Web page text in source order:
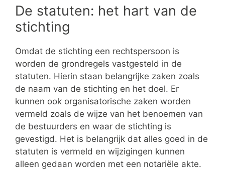
De statuten: het hart van de
stichting
Omdat de stichting een rechtspersoon is
worden de grondregels vastgesteld in de
statuten. Hierin staan belangrijke zaken zoals
de naam van de stichting en het doel. Er
kunnen ook organisatorische zaken worden
vermeld zoals de wijze van het benoemen van
de bestuurders en waar de stichting is
gevestigd. Het is belangrijk dat alles goed in de
statuten is vermeld en wijzigingen kunnen
alleen gedaan worden met een notariële akte.